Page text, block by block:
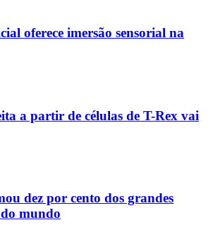
oferece imersão sensorial na
a partir de células de T-Rex vai
dez por cento dos grandes
mundo